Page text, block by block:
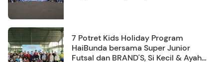
7 Potret Kids Holiday Program
HaiBunda bersama Super Junior
Futsal dan BRAND'S, Si Kecil & Ayah